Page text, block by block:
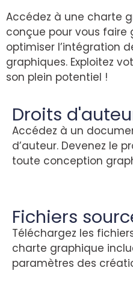
Accédez à une charte
conçue pour vous
optimiser l’intégration
graphiques. Exploitez
son plein potentiel !
Droits
Accédez à un
d’auteur. Devenez le
toute conception
Fichiers
Téléchargez les
charte graphique
paramètres des